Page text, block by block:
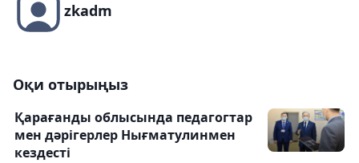
zkadm
Оқи отырыңыз
Қарағанды облысында педагогтар
мен дәрігерлер Нығматулинмен
кездесті